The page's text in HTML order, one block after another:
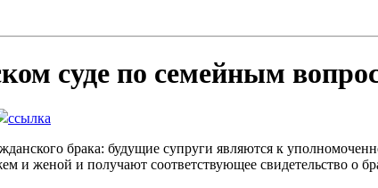
суде по семейным
ссылка
брака: будущие супруги являются к
и женой и получают соответствующее свидетельство о